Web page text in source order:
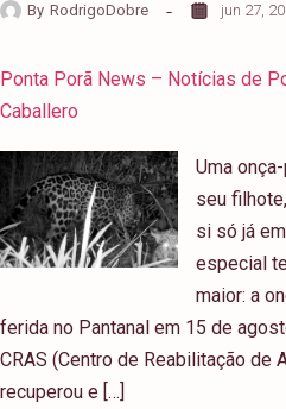
By RodrigoDobre jun 27,
Ponta Porã News – Notícias de
Caballero
Uma
seu
si só já
especial
maior: a
ferida no Pantanal em 15 de
CRAS (Centro de Reabilitação de
recuperou e […]